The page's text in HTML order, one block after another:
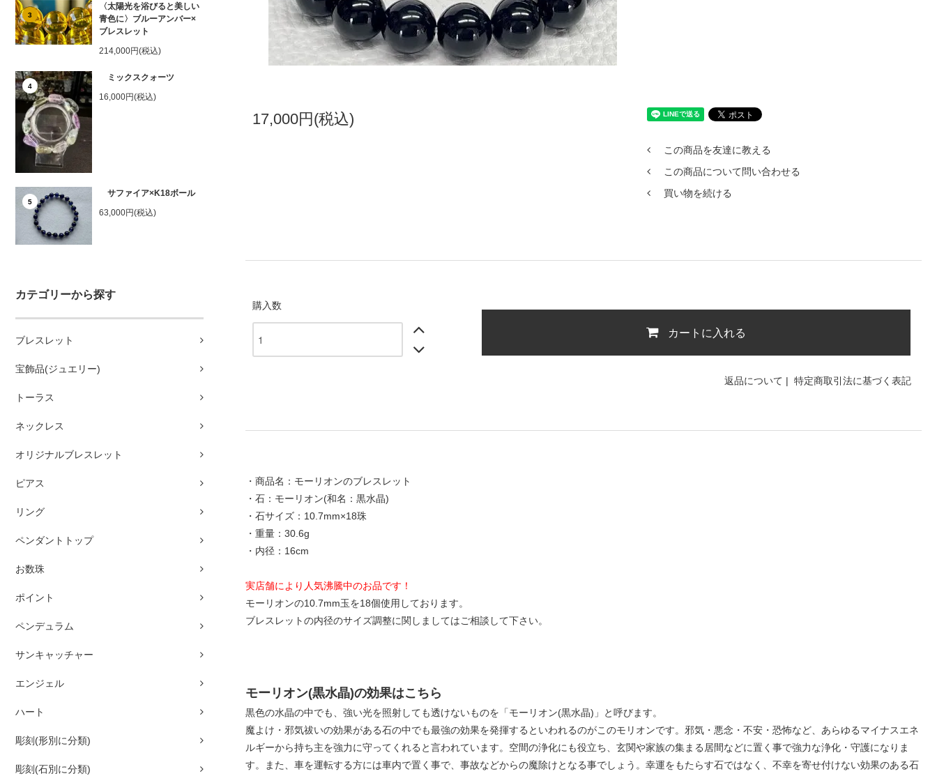
3
〈太陽光を浴びると美しい
青色に〉ブルーアンバー×
ブレスレット
214,000円(税込)
4
ミックスクォーツ
16,000円(税込)
5
サファイア×K18ボール
63,000円(税込)
カテゴリーから探す
ブレスレット
宝飾品(ジュエリー)
トーラス
ネックレス
オリジナルブレスレット
ピアス
リング
ペンダントトップ
お数珠
ポイント
ペンデュラム
サンキャッチャー
エンジェル
ハート
彫刻(形別に分類)
彫刻(石別に分類)
17,000円(税込)
この商品を友達に教える
この商品について問い合わせる
買い物を続ける
購入数
カートに入れる
返品について | 特定商取引法に基づく表記
・商品名：モーリオンのブレスレット
・石：モーリオン(和名：黒水晶)
・石サイズ：10.7mm×18珠
・重量：30.6g
・内径：16cm
実店舗により人気沸騰中のお品です！
モーリオンの10.7mm玉を18個使用しております。
ブレスレットの内径のサイズ調整に関しましてはご相談して下さい。
モーリオン(黒水晶)の効果はこちら
黒色の水晶の中でも、強い光を照射しても透けないものを「モーリオン(黒水晶)」と呼びます。
魔よけ・邪気祓いの効果がある石の中でも最強の効果を発揮するといわれるのがこのモリオンです。邪気・悪念・不安・恐怖など、あらゆるマイナスエネ
ルギーから持ち主を強力に守ってくれると言われています。空間の浄化にも役立ち、玄関や家族の集まる居間などに置く事で強力な浄化・守護になりま
す。また、車を運転する方には車内で置く事で、事故などからの魔除けとなる事でしょう。幸運をもたらす石ではなく、不幸を寄せ付けない効果のある石